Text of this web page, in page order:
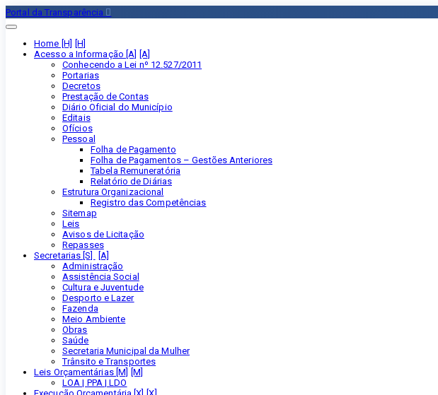
Portal da Transparência
Home [H]
Acesso a Informação [A]
Conhecendo a Lei nº 12.527/2011
Portarias
Decretos
Prestação de Contas
Diário Oficial do Município
Editais
Ofícios
Pessoal
Folha de Pagamento
Folha de Pagamentos – Gestões Anteriores
Tabela Remuneratória
Relatório de Diárias
Estrutura Organizacional
Registro das Competências
Sitemap
Leis
Avisos de Licitação
Repasses
Secretarias [S]
Administração
Assistência Social
Cultura e Juventude
Desporto e Lazer
Fazenda
Meio Ambiente
Obras
Saúde
Secretaria Municipal da Mulher
Trânsito e Transportes
Leis Orçamentárias [M]
LOA | PPA | LDO